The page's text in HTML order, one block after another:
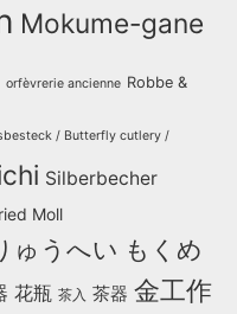
Mokume-gane
orfèvrerie ancienne Robbe &
/ Butterfly cutlery /
Silberbecher
Moll
ゅうへい もくめ
花瓶 茶入 茶器 金工作